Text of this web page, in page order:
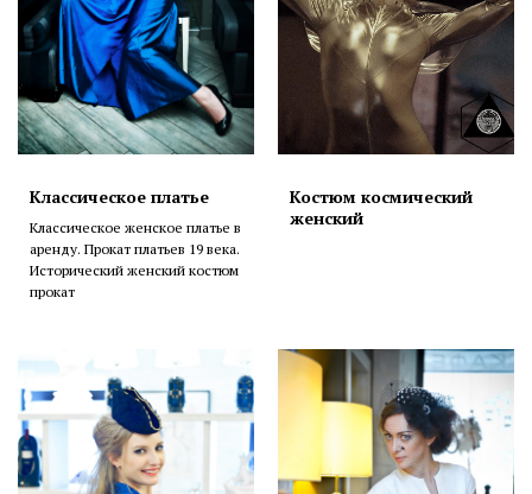
Классическое платье
Классическое женское платье в
аренду. Прокат платьев 19 века.
Исторический женский костюм
прокат
Костюм космический
женский